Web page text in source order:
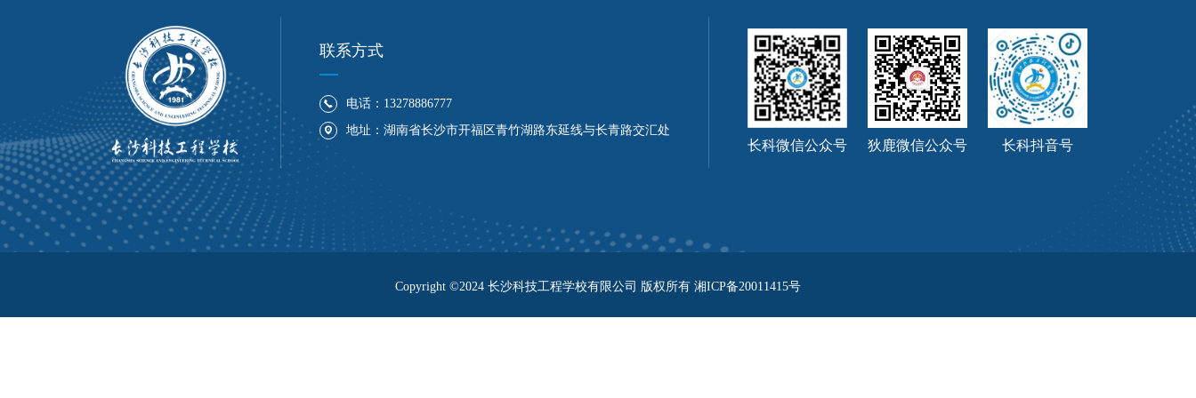
联系方式
电话：13278886777
地址：湖南省长沙市开福区青竹湖路东延线与长青路交汇处
长科微信公众号 狄鹿微信公众号 长科抖音号
Copyright ©2024 长沙科技工程学校有限公司 版权所有 湘ICP备20011415号